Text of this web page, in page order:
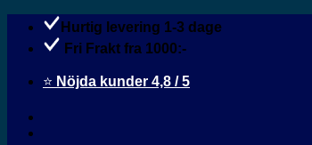
Fortsæt
indhold
Hurtig levering 1-3 dage
Fri Frakt fra 1000:-
⭐ Nöjda kunder 4,8 / 5